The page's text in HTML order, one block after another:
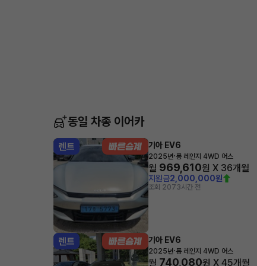
동일 차종 이어카
렌트 기아 EV6
2025년·롱 레인지 4WD 어스
월 969,610원 X 36개월
지원금2,000,000원
조회 2073시간 전
렌트 기아 EV6
2025년·롱 레인지 4WD 어스
월 740,080원 X 45개월